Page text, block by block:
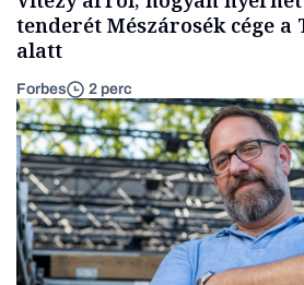
tenderét Mészárosék cége a
alatt
Forbes 2 perc